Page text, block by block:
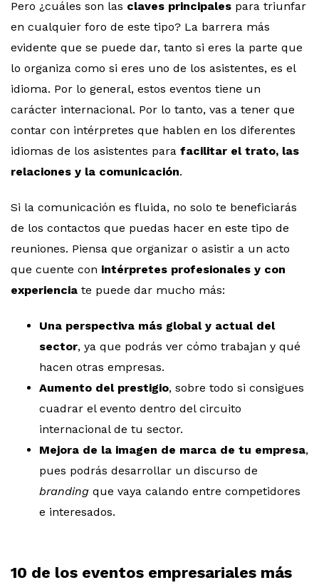
Pero ¿cuáles son las claves principales para triunfar
en cualquier foro de este tipo? La barrera más
evidente que se puede dar, tanto si eres la parte que
lo organiza como si eres uno de los asistentes, es el
idioma. Por lo general, estos eventos tiene un
carácter internacional. Por lo tanto, vas a tener que
contar con intérpretes que hablen en los diferentes
idiomas de los asistentes para facilitar el trato, las
relaciones y la comunicación.
Si la comunicación es fluida, no solo te beneficiarás
de los contactos que puedas hacer en este tipo de
reuniones. Piensa que organizar o asistir a un acto
que cuente con intérpretes profesionales y con
experiencia te puede dar mucho más:
Una perspectiva más global y actual del
sector, ya que podrás ver cómo trabajan y qué
hacen otras empresas.
Aumento del prestigio, sobre todo si consigues
cuadrar el evento dentro del circuito
internacional de tu sector.
Mejora de la imagen de marca de tu empresa,
pues podrás desarrollar un discurso de
branding que vaya calando entre competidores
e interesados.
10 de los eventos empresariales más